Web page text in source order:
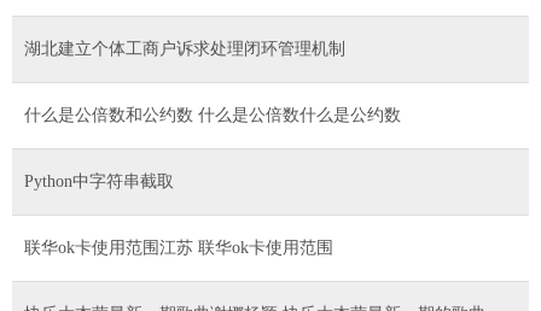
湖北建立个体工商户诉求处理闭环管理机制
什么是公倍数和公约数 什么是公倍数什么是公约数
Python中字符串截取
联华ok卡使用范围江苏 联华ok卡使用范围